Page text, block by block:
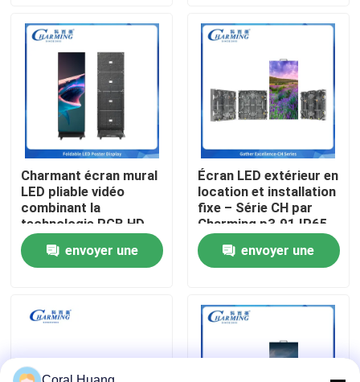
A propos de nous
Visite d'usine
Contrôle de la qualité
Contact
nouvelles
Demande de soumission
Affichage de mur vidéo LED
Charmant écran mural
LED pliable vidéo
combinant la
technologie RGB HD
structure flexible
économie d'énergie et
intégré système de
envoyer une
Écran LED extérieur en
location et installation
fixe – Série CH par
Charming p3.91 IP65
envoyer une